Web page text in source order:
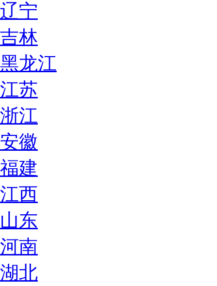
辽宁
吉林
黑龙江
江苏
浙江
安徽
福建
江西
山东
河南
湖北